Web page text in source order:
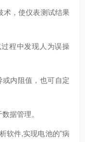
术，使仪表测试结果
程中发现人为误操
内阻值，也可自定
据管理。
软件,实现电池的"病